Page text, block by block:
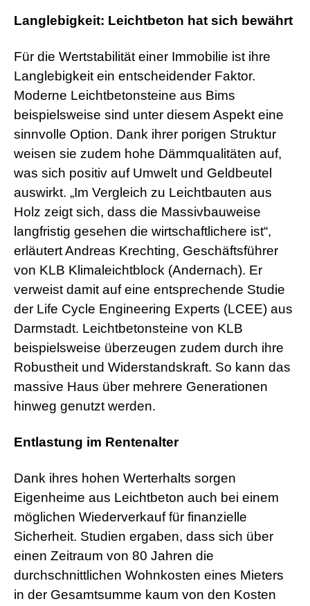
Langlebigkeit: Leichtbeton hat sich bewährt
Für die Wertstabilität einer Immobilie ist ihre
Langlebigkeit ein entscheidender Faktor.
Moderne Leichtbetonsteine aus Bims
beispielsweise sind unter diesem Aspekt eine
sinnvolle Option. Dank ihrer porigen Struktur
weisen sie zudem hohe Dämmqualitäten auf,
was sich positiv auf Umwelt und Geldbeutel
auswirkt. „Im Vergleich zu Leichtbauten aus
Holz zeigt sich, dass die Massivbauweise
langfristig gesehen die wirtschaftlichere ist“,
erläutert Andreas Krechting, Geschäftsführer
von KLB Klimaleichtblock (Andernach). Er
verweist damit auf eine entsprechende Studie
der Life Cycle Engineering Experts (LCEE) aus
Darmstadt. Leichtbetonsteine von KLB
beispielsweise überzeugen zudem durch ihre
Robustheit und Widerstandskraft. So kann das
massive Haus über mehrere Generationen
hinweg genutzt werden.
Entlastung im Rentenalter
Dank ihres hohen Werterhalts sorgen
Eigenheime aus Leichtbeton auch bei einem
möglichen Wiederverkauf für finanzielle
Sicherheit. Studien ergaben, dass sich über
einen Zeitraum von 80 Jahren die
durchschnittlichen Wohnkosten eines Mieters
in der Gesamtsumme kaum von den Kosten